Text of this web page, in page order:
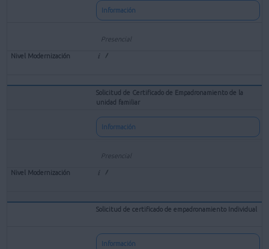
Información
Presencial
Solicitud de Certificado de Empadronamiento de la
unidad familiar
Información
Presencial
Solicitud de certificado de empadronamiento Individual
Información